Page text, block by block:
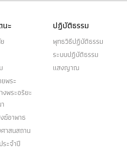
นะ
ยพระ
พระอริยะ
ฆ์อาพาธ
าสนสถาน
ะจำปี
ปฏิบัติธรรม
พุทธวิธีปฏิบัติธรรม
ระบบปฏิบัติธรรม
แสงญาณ